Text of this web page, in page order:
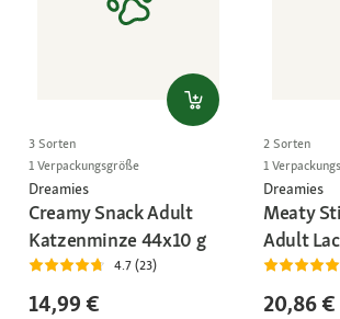
3 Sorten
1 Verpackungsgröße
Dreamies
Creamy Snack Adult
Katzenminze 44x10 g
4.7 (23)
14,99 €
2 Sorten
1
Dreamies
Meaty
Adult
20,86 €